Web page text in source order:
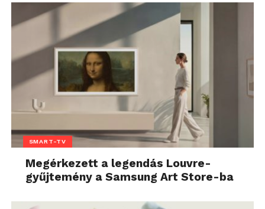
SMART-TV
Megérkezett a legendás Louvre-
gyűjtemény a Samsung Art Store-ba